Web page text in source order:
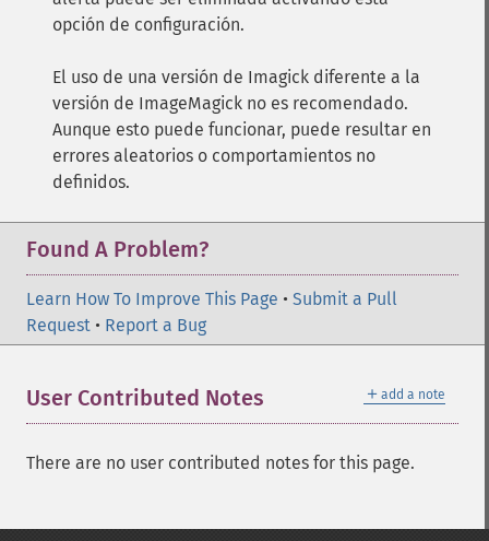
opción de configuración.
El uso de una versión de Imagick diferente a la
versión de ImageMagick no es recomendado.
Aunque esto puede funcionar, puede resultar en
errores aleatorios o comportamientos no
definidos.
Found A Problem?
Learn How To Improve This Page • Submit a Pull
Request • Report a Bug
＋ add a note
User Contributed Notes
There are no user contributed notes for this page.